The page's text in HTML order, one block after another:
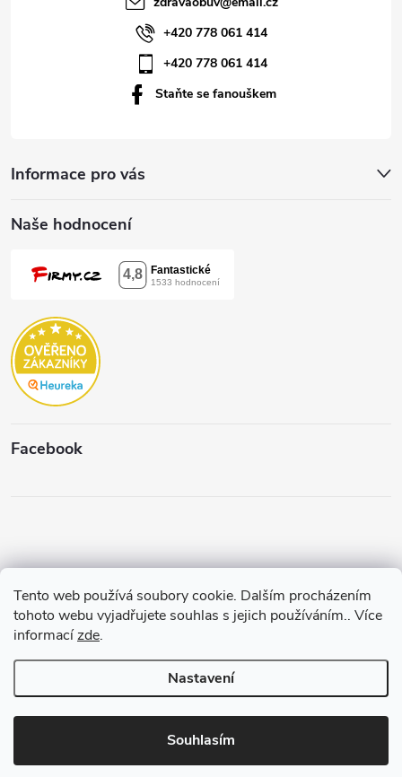
Tento web používá soubory cookie. Dalším procházením
tohoto webu vyjadřujete souhlas s jejich používáním.. Více
informacízde.
Nastavení
Souhlasím
Informace pro vás
Naše hodnocení
Facebook
+420 778 061 414
+420 778 061 414
Staňte se fanouškem
Vytvořil a spravuje Pohání Shoptet
Copyright 2026 Štěpánková & C. . Všechna práva vyhrazena.
Upravit
nastavení cookies